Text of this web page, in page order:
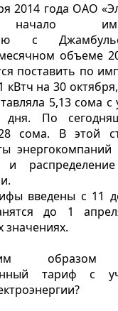
2014 года ОАО
с
объеме
поставить по
кВтч на 30
5,13 сома с
По
сома. В этой
энергокомпаний
введены с 11
до 1
значениях.
образом
тариф с